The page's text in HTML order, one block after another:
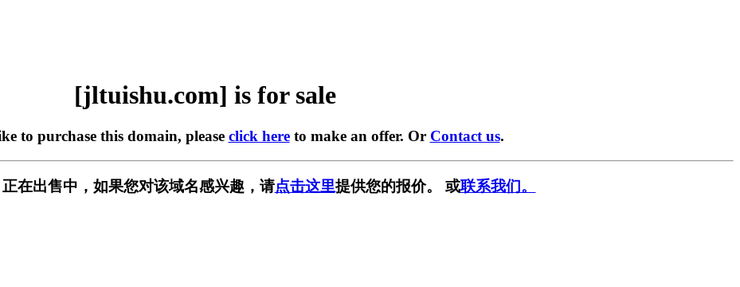
[jltuishu.com] is for sale
to purchase this domain, please click hereto make an offer. Or Contact us.
在出售中，如果您对该域名感兴趣，请点击这里提供您的报价。 或联系我们。